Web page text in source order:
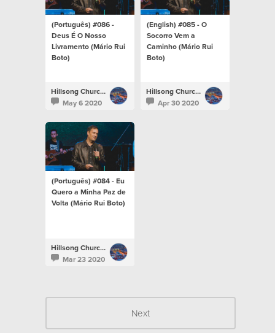
(Português) #086 -
Deus É O Nosso
Livramento (Mário Rui
Boto)
Hillsong Church Portugal
May 6 2020
(English) #085 - O
Socorro Vem a
Caminho (Mário Rui
Boto)
Hillsong Church Portugal
Apr 30 2020
(Português) #084 - Eu
Quero a Minha Paz de
Volta (Mário Rui Boto)
Hillsong Church Portugal
Mar 23 2020
Next